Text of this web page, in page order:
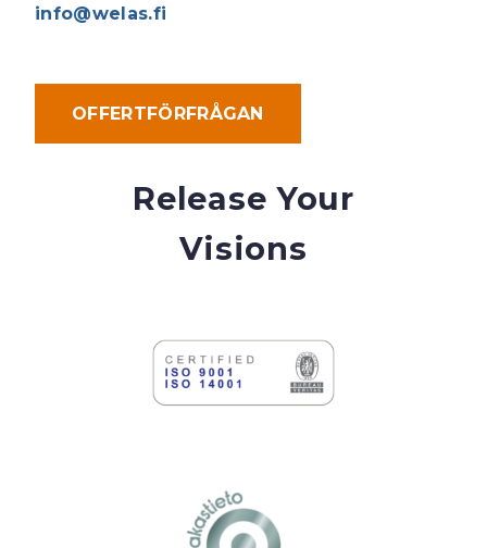
info@welas.fi
OFFERTFÖRFRÅGAN
Release Your
Visions